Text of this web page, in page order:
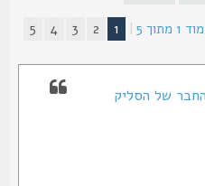
מתוך5
|
1
5
של הסליק